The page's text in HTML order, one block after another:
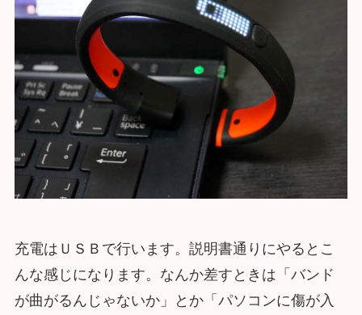
充電はＵＳＢで行います。説明書通りにやるとこ
んな感じになります。なんか差すときは「バンド
が曲がるんじゃないか」とか「パソコンに傷が入